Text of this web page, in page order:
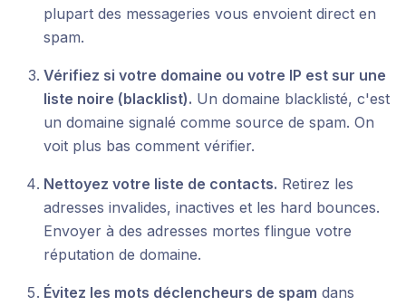
plupart des messageries vous envoient direct en
spam.
Vérifiez si votre domaine ou votre IP est sur une
liste noire (blacklist). Un domaine blacklisté, c'est
un domaine signalé comme source de spam. On
voit plus bas comment vérifier.
Nettoyez votre liste de contacts. Retirez les
adresses invalides, inactives et les hard bounces.
Envoyer à des adresses mortes flingue votre
réputation de domaine.
Évitez les mots déclencheurs de spam dans